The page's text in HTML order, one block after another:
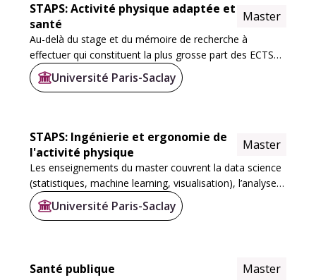
STAPS: Activité physique adaptée et
santé
Master
Au-delà du stage et du mémoire de recherche à
effectuer qui constituent la plus grosse part des ECTS
de la maquette dédiés à la formation par la recherche,
de nombreuses UE sont mises en place pour...
Université Paris-Saclay
STAPS: Ingénierie et ergonomie de
l'activité physique
Master
Les enseignements du master couvrent la data science
(statistiques, machine learning, visualisation), l’analyse
du mouvement (biomécanique 3D, capteurs,
modélisation musculo-squelettique), l...
Université Paris-Saclay
Santé publique Master